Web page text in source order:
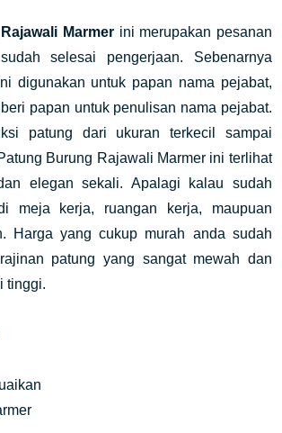
Marmer ini merupakan pesanan
selesai pengerjaan. Sebenarnya
digunakan untuk papan nama pejabat,
papan untuk penulisan nama pejabat.
patung dari ukuran terkecil sampai
Burung Rajawali Marmer ini terlihat
elegan sekali. Apalagi kalau sudah
meja kerja, ruangan kerja, maupuan
Harga yang cukup murah anda sudah
patung yang sangat mewah dan
tinggi.